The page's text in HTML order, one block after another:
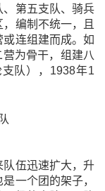
、第五支队、骑兵
编制不统一，且
连组建而成。如
为骨干，组建八
队），1938年1
队伍迅速扩大，升
一个团的架子，